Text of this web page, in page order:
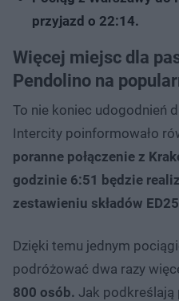
przyjazd o 22:14.
Więcej miejsc dla
Pendolino na
To nie koniec udogodnień
Intercity poinformowało
poranne połączenie z
godzinie 6:51 będzie
zestawieniu składów
Dzięki temu jednym
podróżować dwa razy
800 osób. Jak